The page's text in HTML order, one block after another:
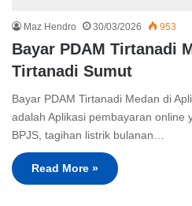
Maz Hendro 30/03/2026 953
Bayar PDAM Tirtanadi
Tirtanadi Sumut
Bayar PDAM Tirtanadi Medan di
adalah Aplikasi pembayaran online
BPJS, tagihan listrik bulanan…
Read More »